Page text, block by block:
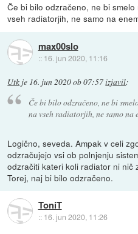
Če bi bilo odzračeno, ne bi
vseh radiatorjih, ne samo na
max00slo
:: 16. jun 2020, 11:16
Utk je 16. jun 2020 ob 07:57izjavil:
Če bi bilo odzračeno, ne bi
na vseh radiatorjih, ne samo na
Logično, seveda. Ampak v celi
odzračujejo vsi ob polnjenju
odzračiti kateri koli radiator ni nič
Torej, naj bi bilo odzračeno.
ToniT
:: 16. jun 2020, 11:26